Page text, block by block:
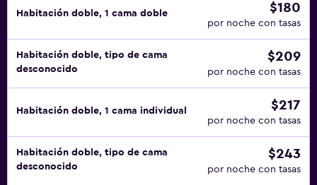
Habitación doble, 1 cama doble $180
por noche con tasas
Habitación doble, tipo de cama
desconocido
$209
por noche con tasas
Habitación doble, 1 cama individual $217
por noche con tasas
Habitación doble, tipo de cama
desconocido
$243
por noche con tasas